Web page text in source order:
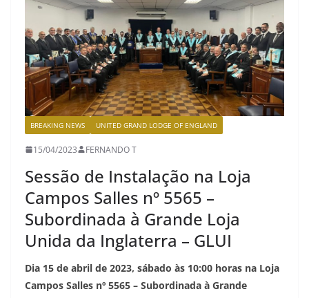
BREAKING NEWS UNITED GRAND LODGE OF ENGLAND
15/04/2023 FERNANDO T
Sessão de Instalação na Loja
Campos Salles nº 5565 –
Subordinada à Grande Loja
Unida da Inglaterra – GLUI
Dia 15 de abril de 2023, sábado às 10:00 horas na Loja
Campos Salles nº 5565 – Subordinada à Grande